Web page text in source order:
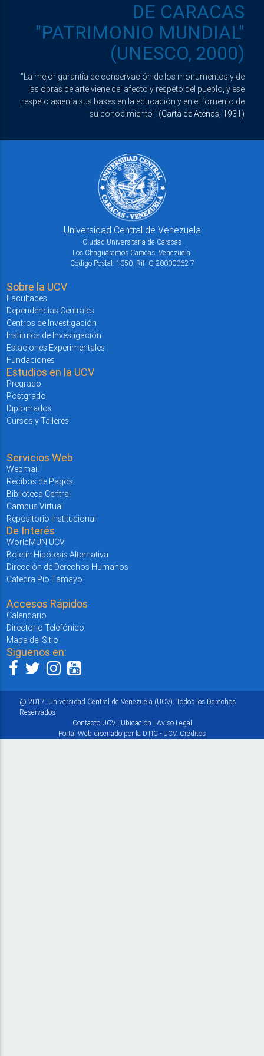
DE CARACAS
"PATRIMONIO MUNDIAL"
(UNESCO, 2000)
"La mejor garantía de conservación de los monumentos y de
las obras de arte viene del afecto y respeto del pueblo, y ese
respeto asienta sus bases en la educación y en el fomento de
su conocimiento". (Carta de Atenas, 1931)
Universidad Central de Venezuela
Ciudad Universitaria de Caracas
Los Chaguaramos Caracas, Venezuela.
Código Postal: 1050. Rif: G-20000062-7
Sobre la UCV
Facultades
Dependencias Centrales
Centros de Investigación
Institutos de Investigación
Estaciones Experimentales
Fundaciones
Estudios en la UCV
Pregrado
Postgrado
Diplomados
Cursos y Talleres
Servicios Web
Webmail
Recibos de Pagos
Biblioteca Central
Campus Virtual
Repositorio Institucional
De Interés
WorldMUN UCV
Boletín Hipótesis Alternativa
Dirección de Derechos Humanos
Catedra Pio Tamayo
Accesos Rápidos
Calendario
Directorio Telefónico
Mapa del Sitio
Siguenos en:
@ 2017. Universidad Central de Venezuela (UCV). Todos los Derechos
Reservados
Contacto UCV| Ubicación | Aviso Legal
Portal Web diseñado por la DTIC - UCV. Créditos